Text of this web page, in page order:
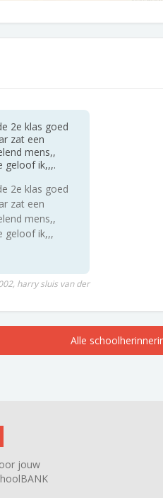
2e klas goed
zat een
mens,,
geloof ik,,,.
2e klas goed
zat een
mens,,
geloof ik,,,
harry sluis van der
Alle
jouw